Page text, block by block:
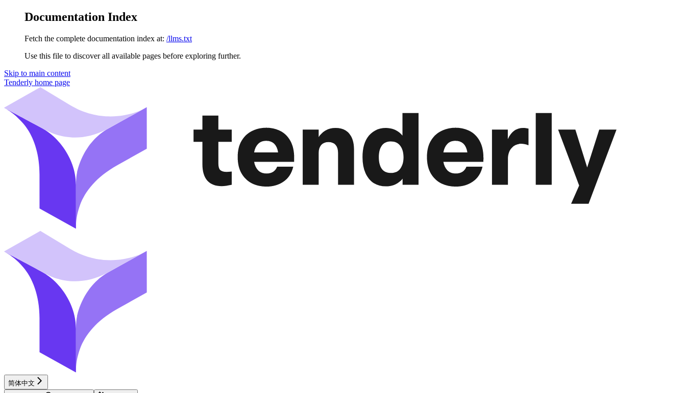
Documentation Index
Fetch the complete documentation index at: /llms.txt
Use this file to discover all available pages before exploring further.
Skip to main content
Tenderly home page
简体中文